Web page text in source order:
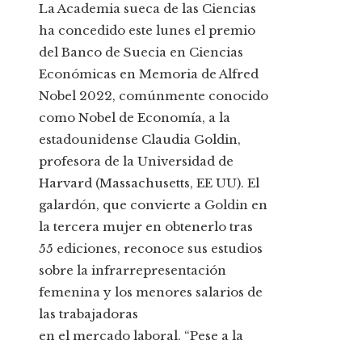
La Academia sueca de las Ciencias
ha concedido este lunes el premio
del Banco de Suecia en Ciencias
Económicas en Memoria de Alfred
Nobel 2022, comúnmente conocido
como Nobel de Economía, a la
estadounidense Claudia Goldin,
profesora de la Universidad de
Harvard (Massachusetts, EE UU). El
galardón, que convierte a Goldin en
la tercera mujer en obtenerlo tras
55 ediciones, reconoce sus estudios
sobre la infrarrepresentación
femenina y los menores salarios de
las trabajadoras
en el mercado laboral. “Pese a la